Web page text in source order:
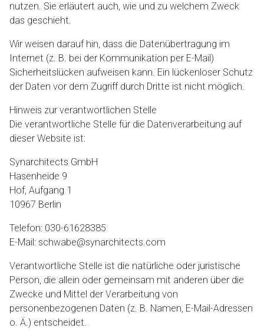
nutzen. Sie erläutert auch, wie und zu welchem Zweck
das geschieht.
Wir weisen darauf hin, dass die Datenübertragung im
Internet (z. B. bei der Kommunikation per E-Mail)
Sicherheitslücken aufweisen kann. Ein lückenloser Schutz
der Daten vor dem Zugriff durch Dritte ist nicht möglich.
Hinweis zur verantwortlichen Stelle
Die verantwortliche Stelle für die Datenverarbeitung auf
dieser Website ist:
Synarchitects GmbH
Hasenheide 9
Hof, Aufgang 1
10967 Berlin
Telefon: 030-61628385
E-Mail: schwabe@synarchitects.com
Verantwortliche Stelle ist die natürliche oder juristische
Person, die allein oder gemeinsam mit anderen über die
Zwecke und Mittel der Verarbeitung von
personenbezogenen Daten (z. B. Namen, E-Mail-Adressen
o. Ä.) entscheidet.